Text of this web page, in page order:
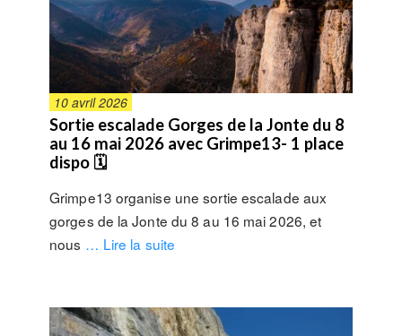
10 avril 2026
Sortie escalade Gorges de la Jonte du 8
au 16 mai 2026 avec Grimpe13- 1 place
dispo 🗓
Grimpe13 organise une sortie escalade aux
gorges de la Jonte du 8 au 16 mai 2026, et
nous … Lire la suite